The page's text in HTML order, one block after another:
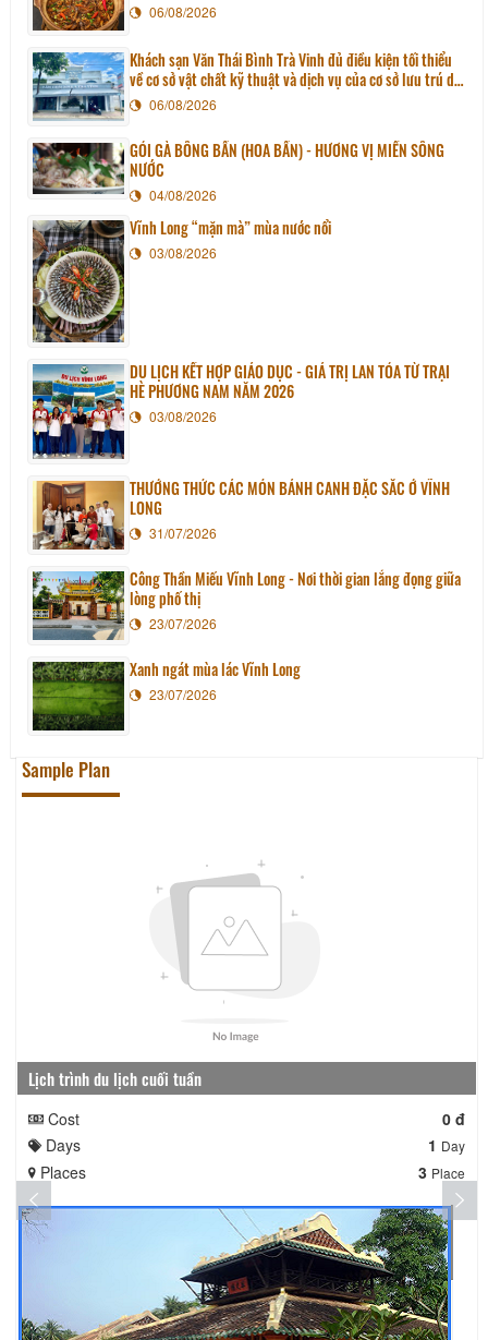
06/08/2026
Khách sạn Văn Thái Bình Trà Vinh đủ điều kiện tối thiểu
về cơ sở vật chất kỹ thuật và dịch vụ của cơ sở lưu trú du
lịch06/08/2026
GỎI GÀ BÔNG BẦN (HOA BẦN) - HƯƠNG VỊ MIỀN SÔNG
NƯỚC
04/08/2026
Vĩnh Long “mặn mà” mùa nước nổi
03/08/2026
DU LỊCH KẾT HỢP GIÁO DỤC - GIÁ TRỊ LAN TỎA TỪ TRẠI
HÈ PHƯƠNG NAM NĂM 2026
03/08/2026
THƯỞNG THỨC CÁC MÓN BÁNH CANH ĐẶC SẮC Ở VĨNH
LONG
31/07/2026
Công Thần Miếu Vĩnh Long - Nơi thời gian lắng đọng giữa
lòng phố thị
23/07/2026
Xanh ngát mùa lác Vĩnh Long
23/07/2026
Sample Plan
Lịch trình du lịch cuối tuần
Cost
0 đ
Days
1 Day
Places 3 Place